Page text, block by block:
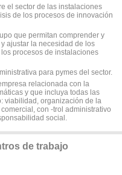
el sector de las instalaciones
de los procesos de innovación
que permitan comprender y
ajustar la necesidad de los
procesos de instalaciones
para pymes del sector.
relacionada con la
y que incluya todas las
viabilidad, organización de la
con -trol administrativo
social.
de trabajo